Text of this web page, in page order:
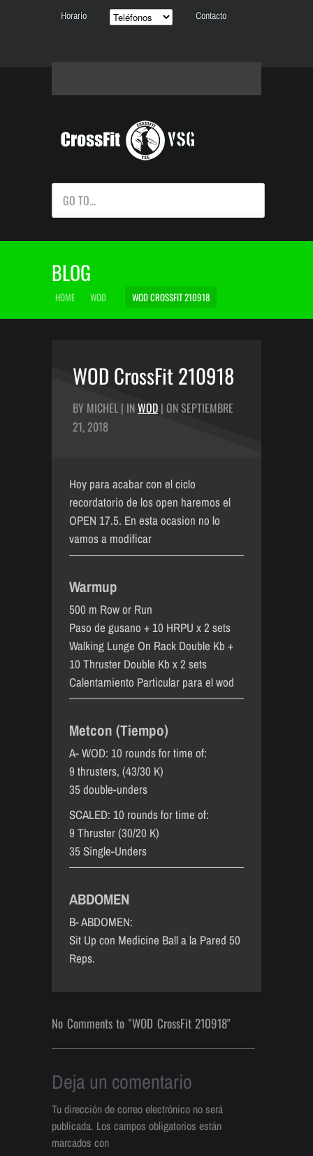
Horario Contacto
GO TO...
BLOG
HOME WOD WOD CROSSFIT 210918
WOD CrossFit 210918
BY MICHEL | INWOD | ON SEPTIEMBRE
21, 2018
Hoy para acabar con el ciclo
recordatorio de los open haremos el
OPEN 17.5. En esta ocasion no lo
vamos a modificar
Warmup
500 m Row or Run
Paso de gusano + 10 HRPU x 2 sets
Walking Lunge On Rack Double Kb +
10 Thruster Double Kb x 2 sets
Calentamiento Particular para el wod
Metcon (Tiempo)
A- WOD: 10 rounds for time of:
9 thrusters, (43/30 K)
35 double-unders
SCALED: 10 rounds for time of:
9 Thruster (30/20 K)
35 Single-Unders
ABDOMEN
B- ABDOMEN:
Sit Up con Medicine Ball a la Pared 50
Reps.
No Comments to "WOD CrossFit 210918"
Deja un comentario
Tu dirección de correo electrónico no será
publicada. Los campos obligatorios están
marcados con